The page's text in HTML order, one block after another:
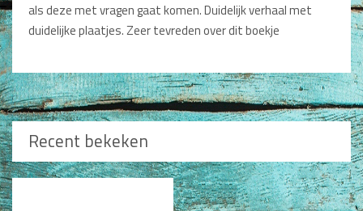
als deze met vragen gaat komen. Duidelijk verhaal met
duidelijke plaatjes. Zeer tevreden over dit boekje
Recent bekeken